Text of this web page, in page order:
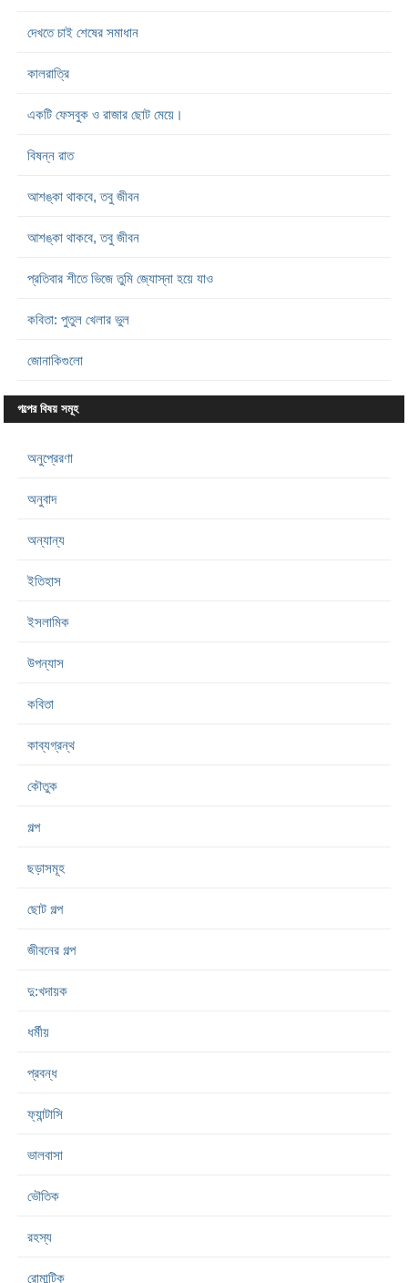
দেখতে চাই শেষের সমাধান
কালরাত্রি
একটি ফেসবুক ও রাজার ছোট মেয়ে।
বিষন্ন রাত
আশঙ্কা থাকবে, তবু জীবন
আশঙ্কা থাকবে, তবু জীবন
প্রতিবার শীতে ভিজে তুমি জ্যোস্না হয়ে যাও
কবিতা: পুতুল খেলার ভুল
জোনাকিগুলো
গল্পের বিষয় সমূহ
অনুপ্রেরণা
অনুবাদ
অন্যান্য
ইতিহাস
ইসলামিক
উপন্যাস
কবিতা
কাব্যগ্রন্থ
কৌতুক
গল্প
ছড়াসমূহ
ছোট গল্প
জীবনের গল্প
দু:খদায়ক
ধর্মীয়
প্রবন্ধ
ফ্যান্টাসি
ভালবাসা
ভৌতিক
রহস্য
রোমান্টিক